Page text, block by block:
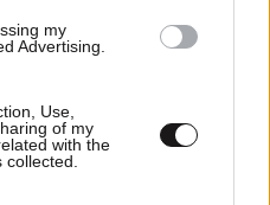
my
Advertising.
Use,
of my
with the